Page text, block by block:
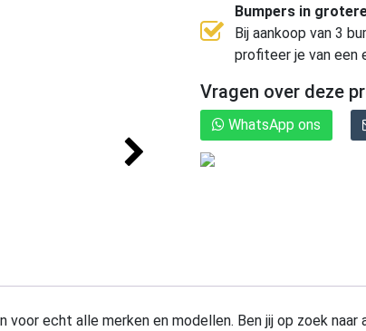
Bumpers in
Bij aankoop van 3
profiteer je van een
Vragen over deze
WhatsApp ons
echt alle merken en modellen. Ben jij op zoek